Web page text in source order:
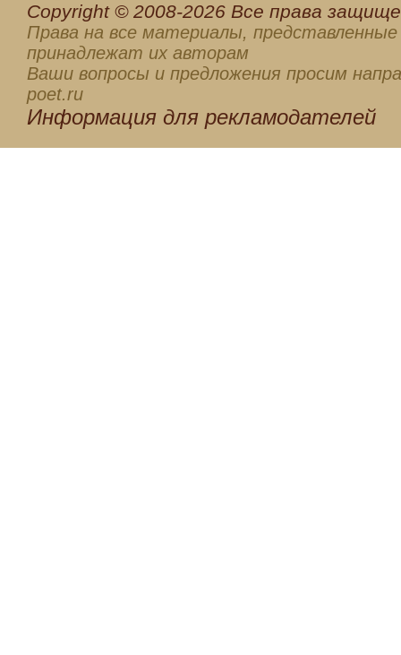
Сopyright © 2008-2026 Все права
Права на все материалы, представленные
принадлежат их авторам
Ваши вопросы и предложения просим
poet.ru
Информация для рекламодателей